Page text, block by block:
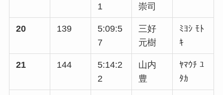
1
崇司
20 139
5:09:5
7
三好
元樹
ﾐﾖｼ ﾓﾄ
ｷ
21 144
5:14:2
2
山内
豊
ﾔﾏｳﾁ ﾕ
ﾀｶ